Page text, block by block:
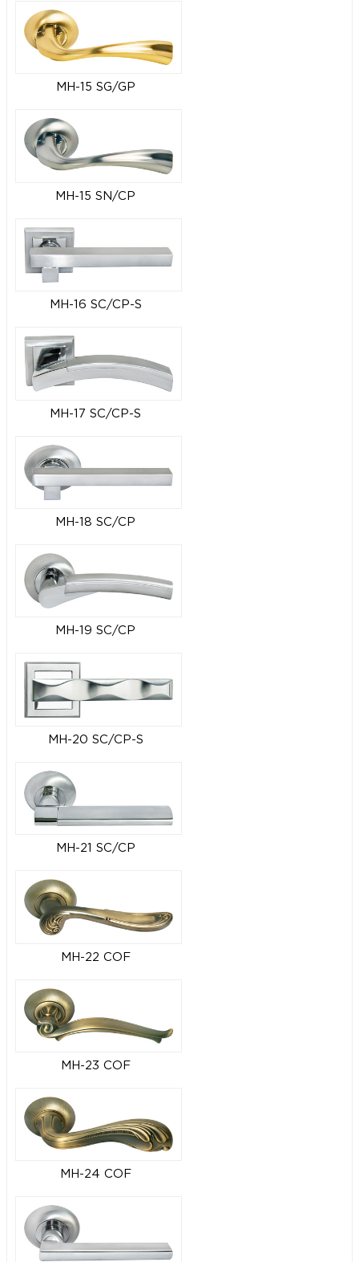
MH-15 SG/GP
MH-15 SN/CP
MH-16 SC/CP-S
MH-17 SC/CP-S
MH-18 SC/CP
MH-19 SC/CP
MH-20 SC/CP-S
MH-21 SC/CP
MH-22 COF
MH-23 COF
MH-24 COF